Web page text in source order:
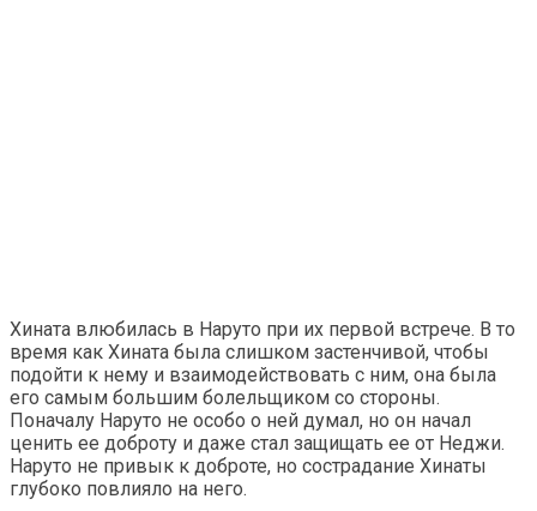
Хината влюбилась в Наруто при их первой встрече. В то
время как Хината была слишком застенчивой, чтобы
подойти к нему и взаимодействовать с ним, она была
его самым большим болельщиком со стороны.
Поначалу Наруто не особо о ней думал, но он начал
ценить ее доброту и даже стал защищать ее от Неджи.
Наруто не привык к доброте, но сострадание Хинаты
глубоко повлияло на него.